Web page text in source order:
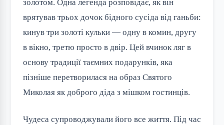
золотом. Одна легенда розповідає, як він
врятував трьох дочок бідного сусіда від ганьби:
кинув три золоті кульки — одну в комин, другу
в вікно, третю просто в двір. Цей вчинок ляг в
основу традиції таємних подарунків, яка
пізніше перетворилася на образ Святого
Миколая як доброго діда з мішком гостинців.
Чудеса супроводжували його все життя. Під час